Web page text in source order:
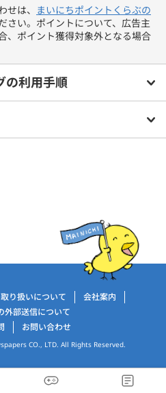
は、 まいにちポイントくらぶの
さい。ポイントについて、広告主
、ポイント獲得対象外となる場合
の利用手順
り扱いについて
会社案内
外部送信について
お問い合わせ
CO., LTD. All Rights Reserved.